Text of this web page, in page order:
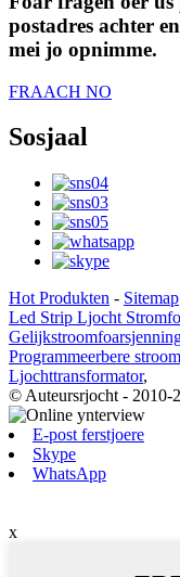
postadres achter
mei jo opnimme.
FRAACH NO
Sosjaal
Hot Produkten - Sitemap
Led Strip Ljocht
Programmeerbere
Ljochttransformator,
© Auteursrjocht - 2010-
E-post ferstjoere
Skype
WhatsApp
x